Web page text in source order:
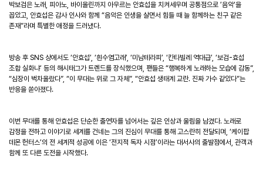
박보검은 노래, 피아노, 바이올린까지 아우르는 안효섭을 치켜세우며 공통점으로 ’음악‘을
꼽았고, 안효섭은 감사 인사와 함께 “음악은 인생을 살면서 힘들 때 늘 함께하는 친구 같은
존재”라며 특별한 애정을 드러냈다.
방송 후 SNS 상에서도 ‘안효섭’, ‘흰수염고래’, ‘미남테라피’, ‘칸타빌레 역대급’, ‘보검-효섭
조합 실화냐’ 등의 해시태그가 트렌드를 장식했으며, 팬들은 “행복하게 노래하는 모습에 감동”,
“심장이 벅차올랐다”, “이 무대는 위로 그 자체”, “안효섭 생태계 교란. 진짜 가수 같았다”는
반응을 쏟아졌다.
이번 무대를 통해 안효섭은 단순한 출연자를 넘어서는 깊은 인상과 울림을 남겼다. 노래로
감정을 전하고 이야기로 세계를 건네는 그의 진심이 무대를 통해 고스란히 전달되며, ‘케이팝
데몬 헌터스’의 전 세계적 성공에 이은 ‘전지적 독자 시점’이라는 대서사의 출발점에서, 관객과
함께 또 다른 도전을 시작했다.